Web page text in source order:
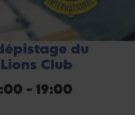
du
Club
- 19:00